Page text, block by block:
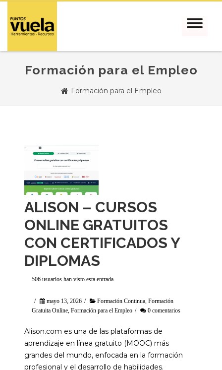
Formación para el Empleo
Formación para el Empleo
ALISON – CURSOS
ONLINE GRATUITOS
CON CERTIFICADOS Y
DIPLOMAS
506 usuarios han visto esta entrada
/ mayo 13, 2026 / Formación Continua Formación
Gratuita Online Formación para el Empleo / 0 comentarios
Alison.com es una de las plataformas de
aprendizaje en línea gratuito (MOOC) más
grandes del mundo, enfocada en la formación
profesional y el desarrollo de habilidades.